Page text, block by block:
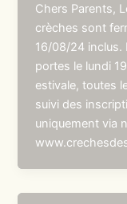
Chers Parents,
crèches sont
16/08/24 inclus.
portes le lundi
estivale, toutes
suivi des
uniquement via